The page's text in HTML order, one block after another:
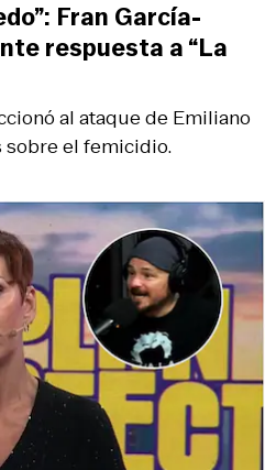
al ataque de Emiliano
sobre el femicidio.
Fran García-
respuesta a “La